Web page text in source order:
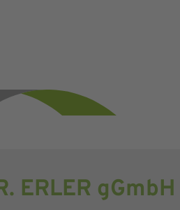
ERLER gGmbH